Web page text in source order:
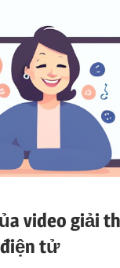
video giải
tử